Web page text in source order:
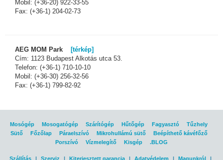
Mobil: (+36-20) 922-33-55
Fax: (+36-1) 204-02-73
AEG MOM Park [térkép]
Cím: 1123 Budapest Alkotás utca 53.
Telefon: (+36-1) 710-10-10
Mobil: (+36-30) 256-32-56
Fax: (+36-1) 799-82-92
Mosógép Mosogatógép Szárítógép Hűtőgép Fagyasztó
Tűzhely
Sütő
Főzőlap Páraelszívó Mikrohullámú sütő
Beépíthető kávéfőző
Porszívó
Vízmelegítő Kisgép .BLOG
Szállítás | Szerviz | Kiterjesztett garancia | Adatvédelem | Magunkról |